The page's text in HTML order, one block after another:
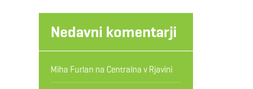
Nedavni komentarji
Miha Furlan na Centralna v Rjavini